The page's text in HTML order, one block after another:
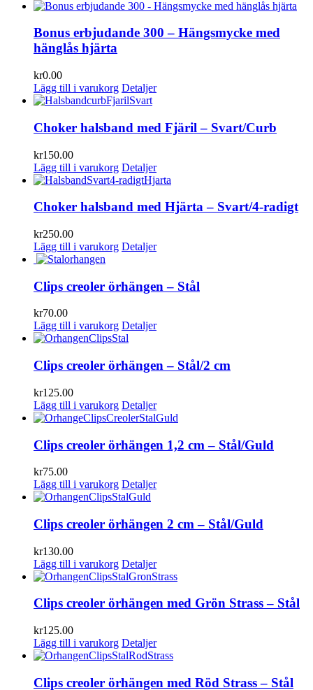
Bonus erbjudande 300 – Hängsmycke med
hänglås hjärta
kr0.00
Lägg till i varukorg Detaljer
Choker halsband med Fjäril – Svart/Curb
kr150.00
Lägg till i varukorg Detaljer
Choker halsband med Hjärta – Svart/4-radigt
kr250.00
Lägg till i varukorg Detaljer
Clips creoler örhängen – Stål
kr70.00
Lägg till i varukorg Detaljer
Clips creoler örhängen – Stål/2 cm
kr125.00
Lägg till i varukorg Detaljer
Clips creoler örhängen 1,2 cm – Stål/Guld
kr75.00
Lägg till i varukorg Detaljer
Clips creoler örhängen 2 cm – Stål/Guld
kr130.00
Lägg till i varukorg Detaljer
Clips creoler örhängen med Grön Strass – Stål
kr125.00
Lägg till i varukorg Detaljer
Clips creoler örhängen med Röd Strass – Stål